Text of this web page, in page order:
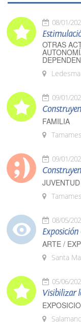
08/01/
OTRAS
Ledesma
09/01/
FAMILIA
Tamames
09/01/
JUVENTUD
Tamames
08/05/
ARTE /
Santa
05/06/
Visibilizar